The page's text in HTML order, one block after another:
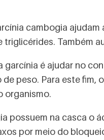
cambogia
triglicérides. Também
garcínia é ajudar no
peso. Para este fim,
organismo.
possuem na casca o
por meio do